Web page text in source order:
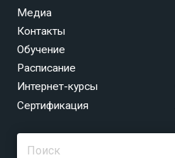
Медиа
Контакты
Обучение
Расписание
Интернет-курсы
Сертификация